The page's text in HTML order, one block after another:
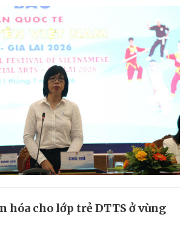
hóa cho lớp trẻ DTTS ở vùng